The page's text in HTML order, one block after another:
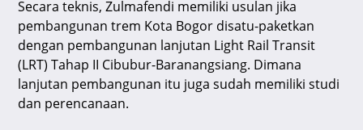
Secara teknis, Zulmafendi memiliki usulan jika
pembangunan trem Kota Bogor disatu-paketkan
dengan pembangunan lanjutan Light Rail Transit
(LRT) Tahap II Cibubur-Baranangsiang. Dimana
lanjutan pembangunan itu juga sudah memiliki studi
dan perencanaan.